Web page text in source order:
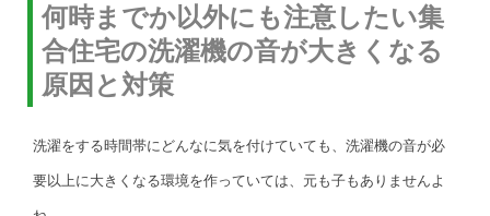
何時までか以外にも注意したい集
合住宅の洗濯機の音が大きくなる
原因と対策
洗濯をする時間帯にどんなに気を付けていても、洗濯機の音が必
要以上に大きくなる環境を作っていては、元も子もありませんよ